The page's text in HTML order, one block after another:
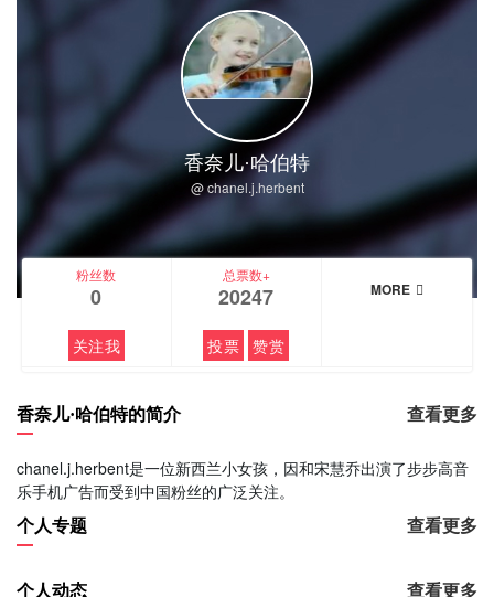
香奈儿·哈伯特
@ chanel.j.herbent
粉丝数
0
关注我
总票数+
20247
投票 赞赏
MORE
香奈儿·哈伯特的简介 查看更多
chanel.j.herbent是一位新西兰小女孩，因和宋慧乔出演了步步高音
乐手机广告而受到中国粉丝的广泛关注。
个人专题 查看更多
个人动态 查看更多